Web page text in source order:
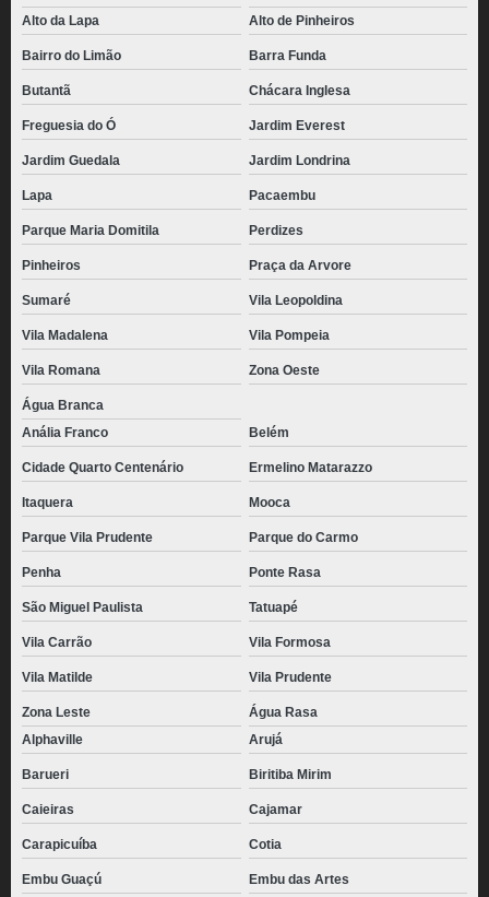
Alto da Lapa
Alto de Pinheiros
Bairro do Limão Barra Funda
Butantã Chácara Inglesa
Freguesia do Ó Jardim Everest
Jardim Guedala Jardim Londrina
Lapa Pacaembu
Parque Maria Domitila Perdizes
Pinheiros Praça da Arvore
Sumaré Vila Leopoldina
Vila Madalena Vila Pompeia
Vila Romana Zona Oeste
Água Branca
Anália Franco
Belém
Cidade Quarto Centenário Ermelino Matarazzo
Itaquera Mooca
Parque Vila Prudente Parque do Carmo
Penha Ponte Rasa
São Miguel Paulista Tatuapé
Vila Carrão Vila Formosa
Vila Matilde Vila Prudente
Zona Leste
Água Rasa
Alphaville
Arujá
Barueri Biritiba Mirim
Caieiras Cajamar
Carapicuíba Cotia
Embu Guaçú Embu das Artes